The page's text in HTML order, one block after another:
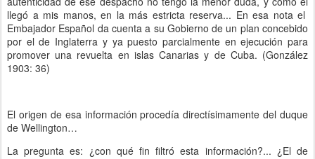
llegó a mis manos, en la más estricta reserva... En esa nota el
Embajador Español da cuenta a su Gobierno de un plan concebido
por el de Inglaterra y ya puesto parcialmente en ejecución para
promover una revuelta en islas Canarias y de Cuba. (González
1903: 36)
El origen de esa información procedía directísimamente del duque
de Wellington…
La pregunta es: ¿con qué fin filtró esta información?... ¿El de